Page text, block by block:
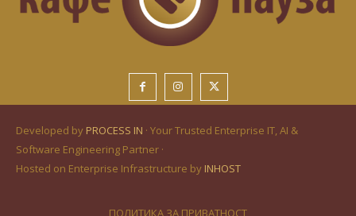
Developed by PROCESS IN · Your Trusted Enterprise IT, AI &
Software Engineering Partner ·
Hosted on Enterprise Infrastructure by INHOST
ПОЛИТИКА ЗА ПРИВАТНОСТ